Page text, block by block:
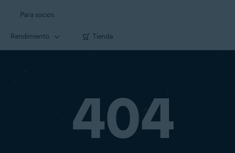
Para socios
Rendimiento Tienda
404